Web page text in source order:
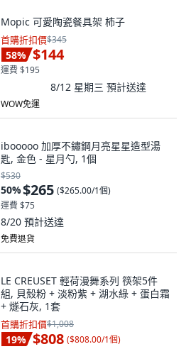
Mopic 可愛陶瓷餐具架 柿子
首購折扣價$345
58% $144
運費 $195
8/12 星期三 預計送達
WOW免運
ibooooo 加厚不鏽鋼月亮星星造型湯
匙, 金色 - 星月勺, 1個
$530
50%$265 ($265.00/1個)
運費 $75
8/20 預計送達
免費退貨
LE CREUSET 輕荷漫舞系列 筷架5件
組, 貝殼粉 + 淡粉紫 + 湖水綠 + 蛋白霜
+ 燧石灰, 1套
首購折扣價$1,008
19% $808 ($808.00/1個)